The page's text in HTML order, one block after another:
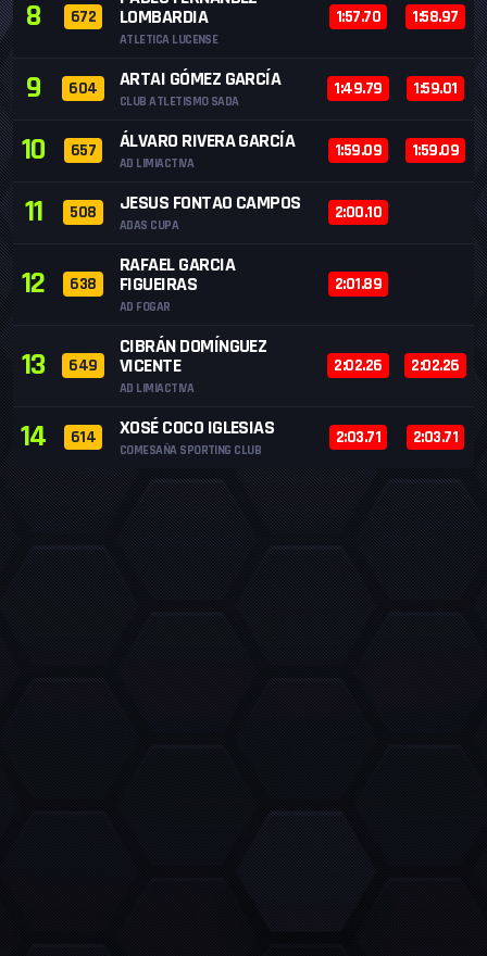
8 672 LOMBARDIA
ATLETICA LUCENSE
1:57.70 1:58.97
9 604 ARTAI GÓMEZ GARCÍA
CLUB ATLETISMO SADA
1:49.79 1:59.01
10 657 ÁLVARO RIVERA GARCÍA
AD LIMIACTIVA
1:59.09 1:59.09
11 508 JESUS FONTAO CAMPOS
ADAS CUPA
2:00.10
12 638
RAFAEL GARCIA
FIGUEIRAS
AD FOGAR
2:01.89
13 649
CIBRÁN DOMÍNGUEZ
VICENTE
AD LIMIACTIVA
2:02.26 2:02.26
14 614 XOSÉ COCO IGLESIAS
COMESAÑA SPORTING CLUB
2:03.71 2:03.71